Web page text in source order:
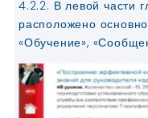
4.2.2. В левой части
расположено
«Обучение»,